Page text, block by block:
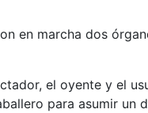
en marcha dos
el oyente y el
para asumir un